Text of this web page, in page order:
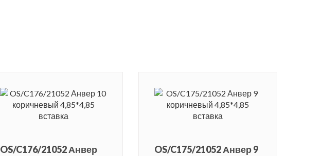
OS/C176/21052 Анвер
OS/C175/21052 Анвер 9